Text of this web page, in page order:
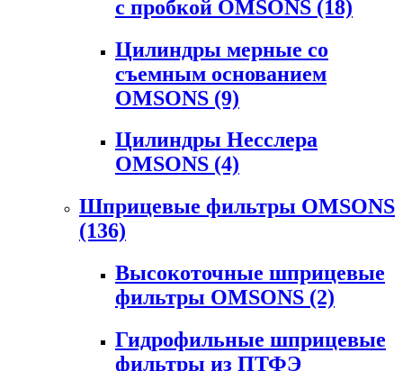
с пробкой OMSONS (18)
Цилиндры мерные со
съемным основанием
OMSONS (9)
Цилиндры Несслера
OMSONS (4)
Шприцевые фильтры OMSONS
(136)
Высокоточные шприцевые
фильтры OMSONS (2)
Гидрофильные шприцевые
фильтры из ПТФЭ